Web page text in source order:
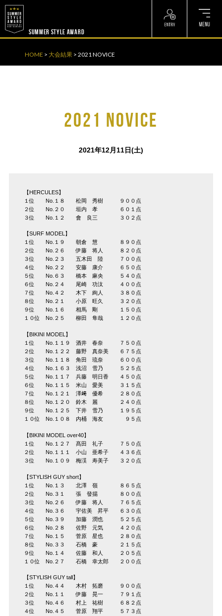
SUMMER STYLE AWARD
HOME > 大会結果 > 2021 NOVICE
2021 NOVICE
2021年12月11日(土)
【HERCULES】
１位 No.１８ 松岡 秀樹 ９００点
２位 No.２０ 垣内 孝 ６０１点
３位 No.１２ 會 良三 ３０２点
【SURF MODEL】
１位 No.１９ 朝倉 慧 ８９０点
２位 No.２６ 伊藤 将人 ８２０点
３位 No.２３ 五木田 陸 ７００点
４位 No.２２ 安藤 康介 ６５０点
５位 No.６３ 橋本 麻央 ５４０点
６位 No.２４ 尾崎 功汰 ４００点
７位 No.４２ 木下 絢人 ３８０点
８位 No.２１ 小原 旺久 ３２０点
９位 No.１６ 相馬 剛 １５０点
１０位 No.２５ 柳田 隼哉 １２０点
【BIKINI MODEL】
１位 No.１１９ 酒井 春奈 ７５０点
２位 No.１２２ 藤野 真奈美 ６７５点
３位 No.１１８ 角田 琉奈 ６００点
４位 No.１６３ 浅沼 雪乃 ５２５点
５位 No.１１７ 兵藤 明日香 ４５０点
６位 No.１１５ 米山 愛美 ３１５点
７位 No.１２１ 澤﨑 優希 ２８０点
８位 No.１２０ 鈴木 麗 ２４０点
９位 No.１２５ 下井 雪乃 １９５点
１０位 No.１０８ 内桶 海友 ９５点
【BIKINI MODEL over40】
１位 No.１２７ 髙田 礼子 ７５０点
２位 No.１１１ 小山 亜希子 ４３６点
３位 No.１０９ 梅渓 寿美子 ３２０点
【STYLISH GUY short】
１位 No.１３ 北澤 嶺 ８６５点
２位 No.３１ 張 發掦 ８００点
３位 No.２６ 伊藤 将人 ７６５点
４位 No.３６ 宇佐美 昇平 ６３０点
５位 No.３９ 加藤 潤也 ５２５点
６位 No.２８ 佐野 元気 ４２０点
７位 No.１５ 菅原 星也 ２８０点
８位 No.３３ 石橋 豪 ２１５点
９位 No.１４ 佐藤 和人 ２０５点
１０位 No.２７ 石橋 幸太郎 ２００点
【STYLISH GUY tall】
１位 No.４４ 木村 拓磨 ９００点
２位 No.１１ 伊藤 晃一 ７９１点
３位 No.４６ 村上 祐樹 ６８２点
４位 No.４５ 菅原 翔平 ５７３点